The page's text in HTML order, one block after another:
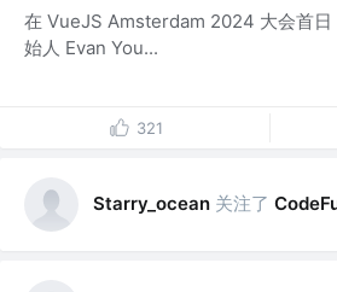
在 VueJS Amsterdam 2024 大会首日
始人 Evan You...
321
Starry_ocean 关注了